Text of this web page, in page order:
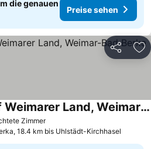
die genauen
Preise sehen
Teilen
ZimmerPreise sehen
Hotel Henriettenhof Weimarer Land, Weimar-Bad Berka
18.4 km bis Uhlstädt-Kirchhasel